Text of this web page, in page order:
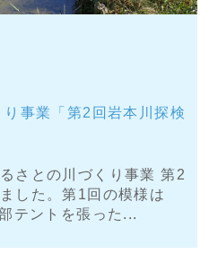
事業「第2回岩本川探検
さとの川づくり事業 第2
した。第1回の模様は
ントを張った...